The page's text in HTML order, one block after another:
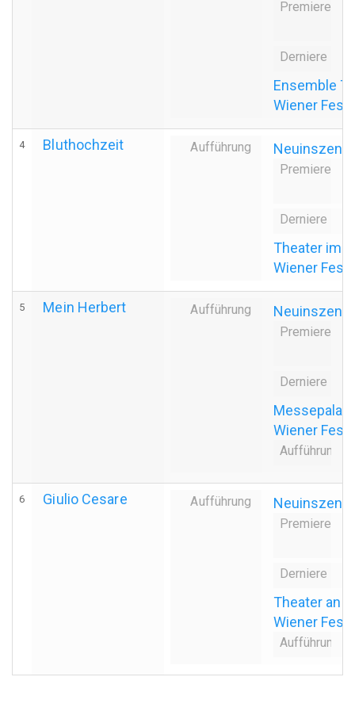
Premiere
Derniere
Ensemble
Wiener
4 Bluthochzeit Aufführung
Premiere
Derniere
Theater im
Wiener
5 Mein Herbert Aufführung
Premiere
Derniere
Wiener
6 Giulio Cesare Aufführung
Premiere
Derniere
Theater an
Wiener